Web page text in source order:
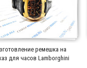
ремешка на
для часов Lamborghini